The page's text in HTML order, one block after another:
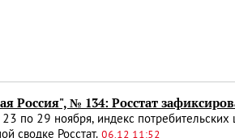
Россия", № 134: Росстат
по 29 ноября, индекс
сводке Росстат. 06.12 11:52